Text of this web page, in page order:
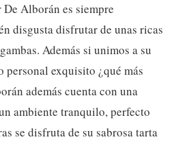
Alborán es siempre
disgusta disfrutar de unas ricas
Además si unimos a su
exquisito ¿qué más
además cuenta con una
ambiente tranquilo, perfecto
se disfruta de su sabrosa tarta